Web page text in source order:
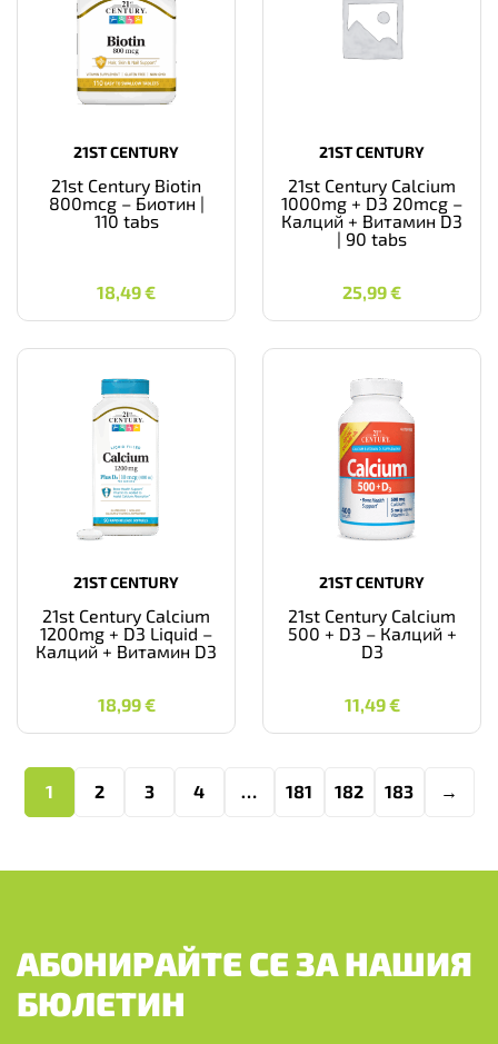
21ST CENTURY
21st Century Biotin
800mcg – Биотин |
110 tabs
18,49€
18,49
21ST CENTURY
21st Century Calcium
1000mg + D3 20mcg –
Калций + Витамин D3
| 90 tabs
25,99€
25,99
21ST CENTURY
21st Century Calcium
1200mg + D3 Liquid –
Калций + Витамин D3
18,99€
18,99
21ST CENTURY
21st Century Calcium
500 + D3 – Калций +
D3
11,49€
11,49 €
1 2 3 4 … 181 182 183 →
АБОНИРАЙТЕ СЕ ЗА НАШИЯ
БЮЛЕТИН